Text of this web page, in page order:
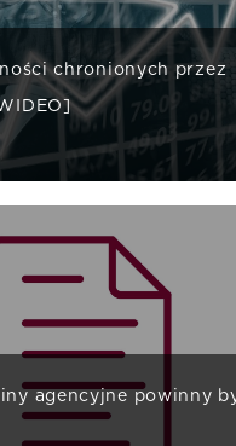
chronionych przez
agencyjne powinny